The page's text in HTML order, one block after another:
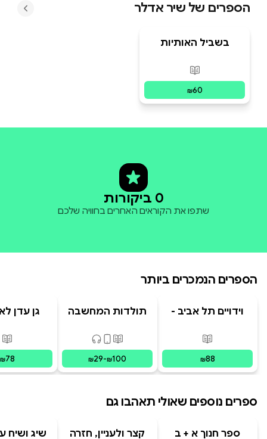
הספרים של שיר אדלר
בשביל האותיות
פורמטים זמינים
₪60
0 ביקורות
שתפו את הקוראים האחרים בחוויה שלכם
הספרים הנמכרים ביותר
וידויים תל אביב -
פורמטים זמינים
מודפס
₪88
תולדות המחשבה
פורמטים זמינים
מודפס,
₪29-₪100
גן עדן
₪78
ספרים נוספים שאולי תאהבו גם
ספר חנוך א + ב
קצר ולעניין, חזרה
שיג ושיח